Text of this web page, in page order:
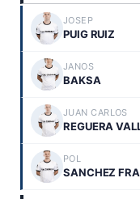
JOSEP
PUIG RUIZ
JANOS
BAKSA
JUAN CARLOS
REGUERA
POL
SANCHEZ